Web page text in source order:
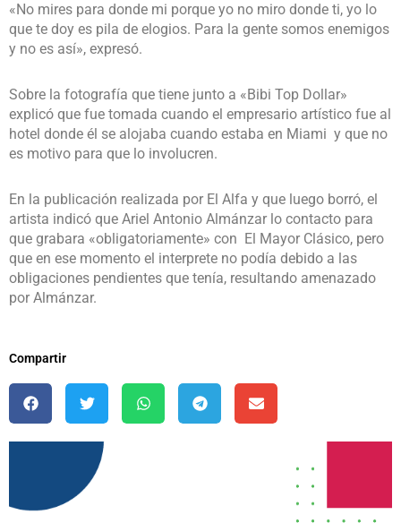
«No mires para donde mi porque yo no miro donde ti, yo lo
que te doy es pila de elogios. Para la gente somos enemigos
y no es así», expresó.
Sobre la fotografía que tiene junto a «Bibi Top Dollar»
explicó que fue tomada cuando el empresario artístico fue al
hotel donde él se alojaba cuando estaba en Miami y que no
es motivo para que lo involucren.
En la publicación realizada por El Alfa y que luego borró, el
artista indicó que Ariel Antonio Almánzar lo contacto para
que grabara «obligatoriamente» con El Mayor Clásico, pero
que en ese momento el interprete no podía debido a las
obligaciones pendientes que tenía, resultando amenazado
por Almánzar.
Compartir